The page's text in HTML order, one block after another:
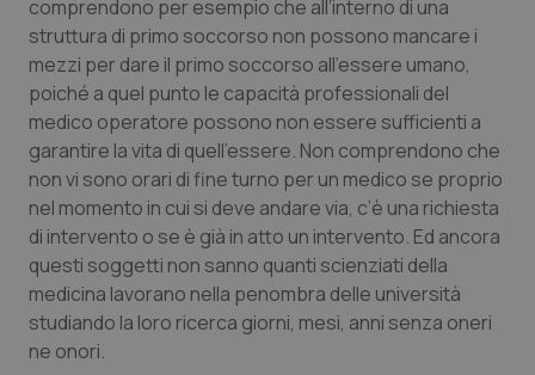
comprendono per esempio che all’interno di una
struttura di primo soccorso non possono mancare i
mezzi per dare il primo soccorso all’essere umano,
poiché a quel punto le capacità professionali del
medico operatore possono non essere sufficienti a
garantire la vita di quell’essere. Non comprendono che
non vi sono orari di fine turno per un medico se proprio
nel momento in cui si deve andare via, c’è una richiesta
di intervento o se è già in atto un intervento. Ed ancora
questi soggetti non sanno quanti scienziati della
medicina lavorano nella penombra delle università
studiando la loro ricerca giorni, mesi, anni senza oneri
ne onori.